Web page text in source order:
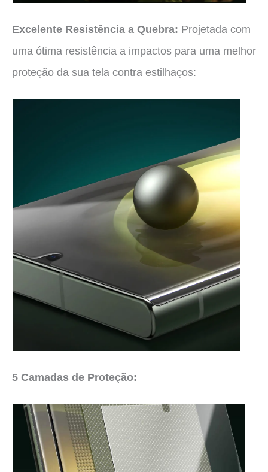
Excelente Resistência a Quebra: Projetada com
uma ótima resistência a impactos para uma melhor
proteção da sua tela contra estilhaços:
5 Camadas de Proteção: